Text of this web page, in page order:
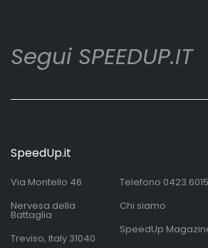
Segui SPEEDUP.IT
SpeedUp.it
Via Montello 46
Nervesa della
Battaglia
Treviso, Italy 31040
Telefono
Chi siamo
SpeedUp